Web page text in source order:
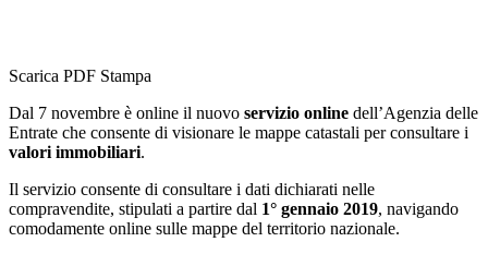
Scarica PDF Stampa
Dal 7 novembre è online il nuovo servizio online dell’Agenzia delle
Entrate che consente di visionare le mappe catastali per consultare i
valori immobiliari.
Il servizio consente di consultare i dati dichiarati nelle
compravendite, stipulati a partire dal 1° gennaio 2019, navigando
comodamente online sulle mappe del territorio nazionale.